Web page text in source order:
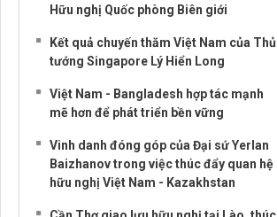
Hữu nghị Quốc phòng Biên giới
Kết quả chuyến thăm Việt Nam của Thủ
tướng Singapore Lý Hiển Long
Việt Nam - Bangladesh hợp tác mạnh
mẽ hơn để phát triển bền vững
Vinh danh đóng góp của Đại sứ Yerlan
Baizhanov trong việc thúc đẩy quan hệ
hữu nghị Việt Nam - Kazakhstan